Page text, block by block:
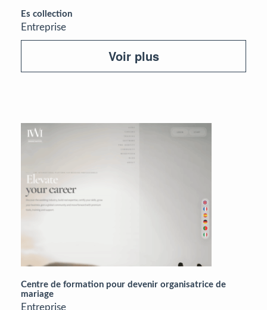
Es collection
Entreprise
Voir plus
Centre de formation pour devenir organisatrice de
mariage
Entreprise